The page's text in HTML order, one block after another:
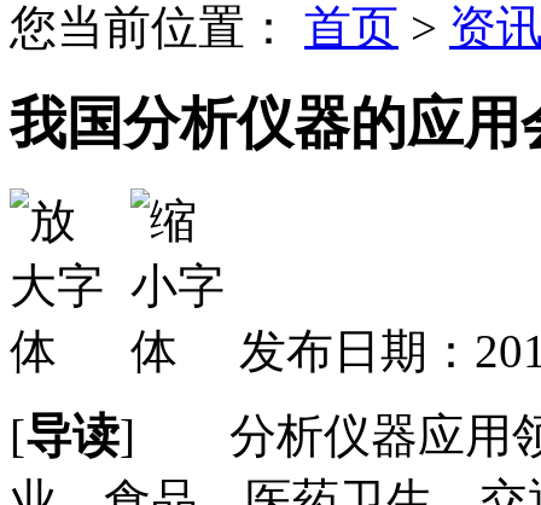
您当前位置： 首页 > 资
我国分析仪器的应用
发布日期：
[导读] 分析仪器应用领